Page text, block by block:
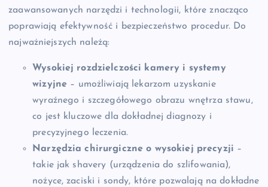
zaawansowanych narzędzi i technologii, które znacząco
poprawiają efektywność i bezpieczeństwo procedur. Do
najważniejszych należą:
Wysokiej rozdzielczości kamery i systemy
wizyjne – umożliwiają lekarzom uzyskanie
wyraźnego i szczegółowego obrazu wnętrza stawu,
co jest kluczowe dla dokładnej diagnozy i
precyzyjnego leczenia.
Narzędzia chirurgiczne o wysokiej precyzji –
takie jak shavery (urządzenia do szlifowania),
nożyce, zaciski i sondy, które pozwalają na dokładne